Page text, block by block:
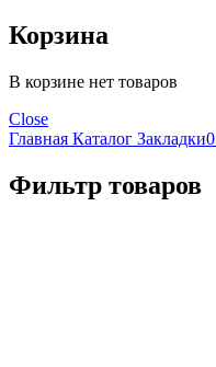
Корзина
В корзине нет товаров
Close
Главная Каталог Закладки0
Фильтр товаров